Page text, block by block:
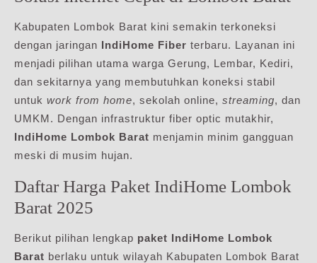
Kabupaten Lombok Barat kini semakin terkoneksi
dengan jaringan IndiHome Fiber terbaru. Layanan ini
menjadi pilihan utama warga Gerung, Lembar, Kediri,
dan sekitarnya yang membutuhkan koneksi stabil
untuk work from home, sekolah online, streaming, dan
UMKM. Dengan infrastruktur fiber optic mutakhir,
IndiHome Lombok Barat menjamin minim gangguan
meski di musim hujan.
Daftar Harga Paket IndiHome Lombok
Barat 2025
Berikut pilihan lengkap paket IndiHome Lombok
Barat berlaku untuk wilayah Kabupaten Lombok Barat